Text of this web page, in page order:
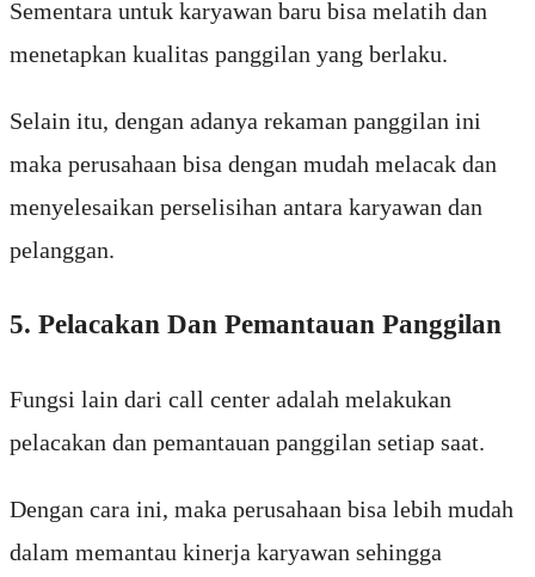
Sementara untuk karyawan baru bisa melatih dan
menetapkan kualitas panggilan yang berlaku.
Selain itu, dengan adanya rekaman panggilan ini
maka perusahaan bisa dengan mudah melacak dan
menyelesaikan perselisihan antara karyawan dan
pelanggan.
5. Pelacakan Dan Pemantauan Panggilan
Fungsi lain dari call center adalah melakukan
pelacakan dan pemantauan panggilan setiap saat.
Dengan cara ini, maka perusahaan bisa lebih mudah
dalam memantau kinerja karyawan sehingga